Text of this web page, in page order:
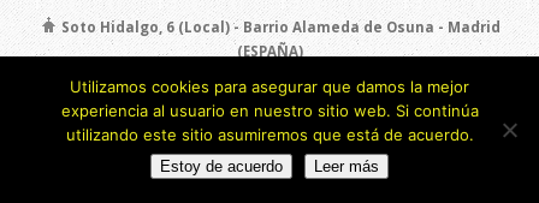
Soto Hidalgo, 6 (Local) - Barrio Alameda de Osuna - Madrid
(ESPAÑA)
Copyright © 2026
Utilizamos cookies para asegurar que damos la mejor
experiencia al usuario en nuestro sitio web. Si continúa
utilizando este sitio asumiremos que está de acuerdo.
Estoy de acuerdo Leer más